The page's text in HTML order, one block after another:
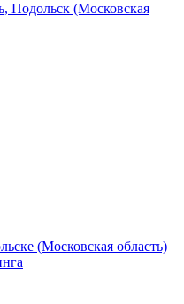
Подольск (Московская
(Московская область)